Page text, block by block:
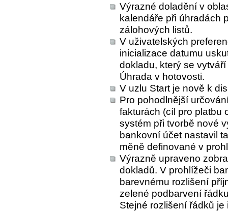
Výrazné doladění v
kalendáře při úhradách
zálohových listů.
V uživatelských
inicializace datumu
dokladu, který se
Úhrada v hotovosti.
V uzlu Start je nově k
Pro pohodlnější
fakturách (cíl pro platbu
systém při tvorbě nové
bankovní účet nastavil
měně definované v
Výrazně upraveno
dokladů. V prohlížeči
barevnému rozlišení
zelené podbarvení
Stejné rozlišení řádků